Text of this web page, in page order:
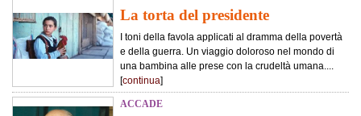
La torta del presidente
I toni della favola applicati al dramma della povertà
e della guerra. Un viaggio doloroso nel mondo di
una bambina alle prese con la crudeltà umana....
[continua]
ACCADE